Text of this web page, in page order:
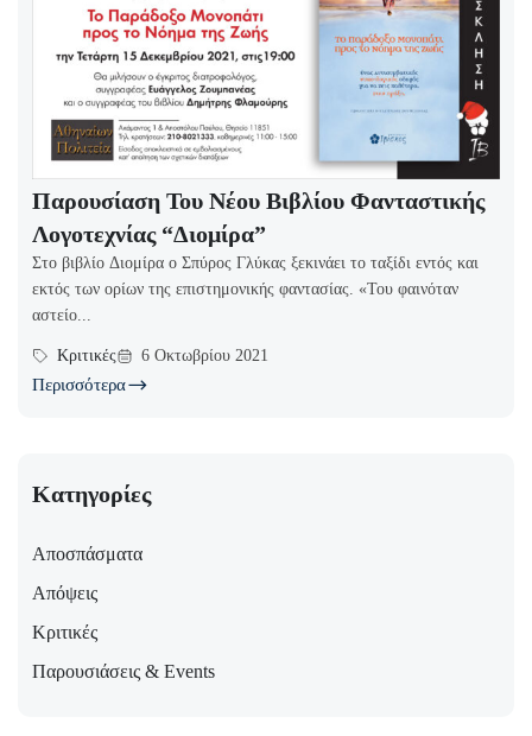
Παρουσίαση Του Νέου Βιβλίου Φανταστικής
Λογοτεχνίας “Διομίρα”
Στο βιβλίο Διομίρα ο Σπύρος Γλύκας ξεκινάει το ταξίδι εντός και
εκτός των ορίων της επιστημονικής φαντασίας. «Του φαινόταν
αστείο...
Κριτικές 6 Οκτωβρίου 2021
Περισσότερα
Κατηγορίες
Αποσπάσματα
Απόψεις
Κριτικές
Παρουσιάσεις & Events